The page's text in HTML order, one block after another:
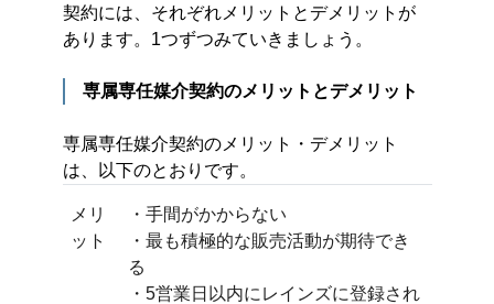
契約には、それぞれメリットとデメリットが
あります。1つずつみていきましょう。
専属専任媒介契約のメリットとデメリット
専属専任媒介契約のメリット・デメリット
は、以下のとおりです。
メリ
ット
・手間がかからない
・最も積極的な販売活動が期待でき
る
・5営業日以内にレインズに登録され